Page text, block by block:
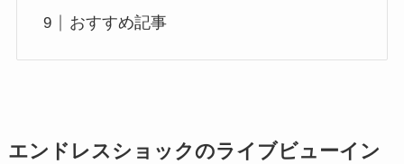
おすすめ記事
エンドレスショックのライブビューイン